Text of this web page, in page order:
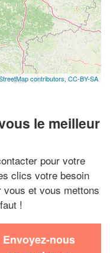
contributors, CC-BY-SA
le meilleur
pour votre
clics votre besoin
et vous mettons
!
Envoyez-nous